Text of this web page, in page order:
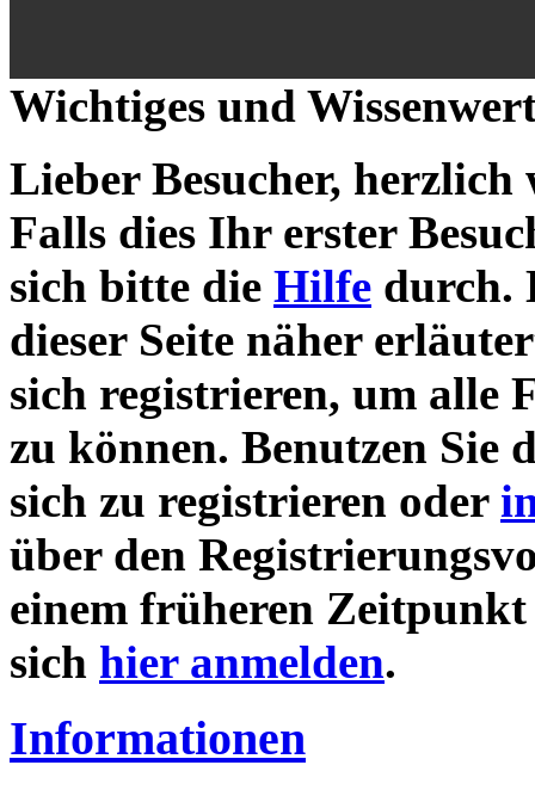
Wichtiges und
Lieber Besucher,
Falls dies Ihr erster
sich bitte die Hilfe durch.
dieser Seite näher
sich registrieren, um alle
zu können. Benutzen Sie
sich zu registrieren oder
über den
einem früheren
sich hier anmelden.
Informationen